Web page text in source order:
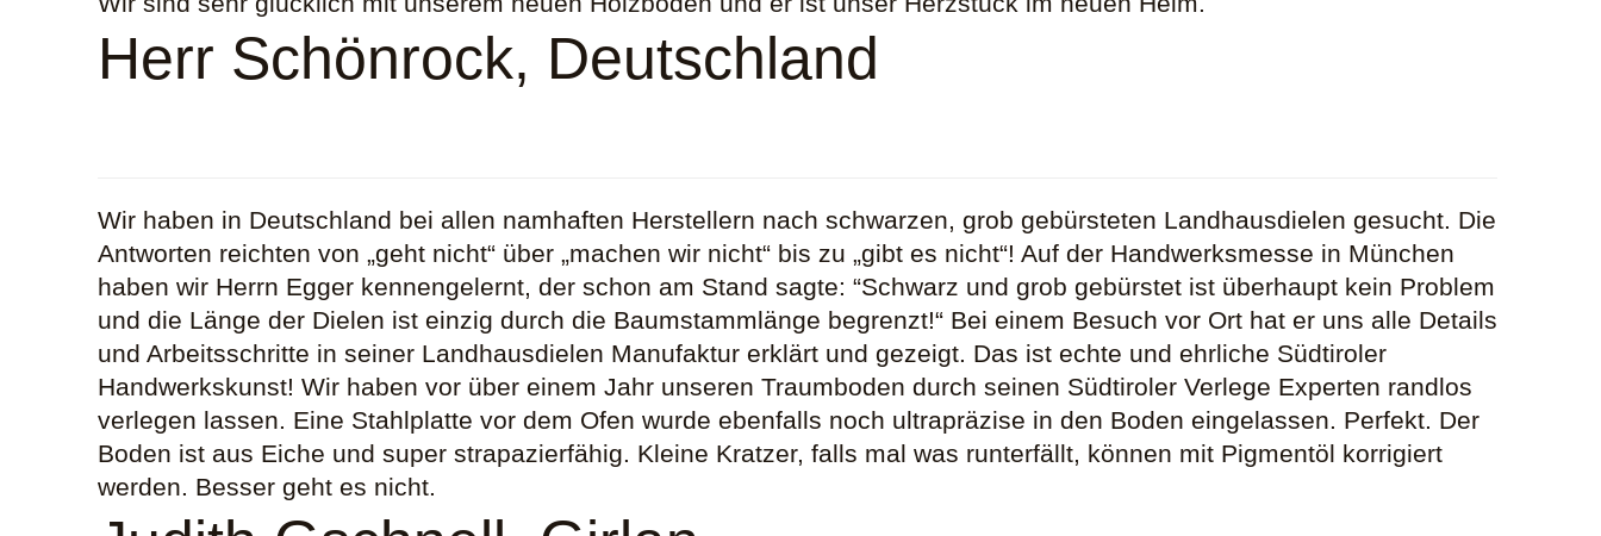
Herr Schönrock, Deutschland
Wir haben in Deutschland bei allen namhaften Herstellern nach schwarzen, grob gebürsteten Landhausdielen gesucht. Die
Antworten reichten von „geht nicht“ über „machen wir nicht“ bis zu „gibt es nicht“! Auf der Handwerksmesse in München
haben wir Herrn Egger kennengelernt, der schon am Stand sagte: “Schwarz und grob gebürstet ist überhaupt kein Problem
und die Länge der Dielen ist einzig durch die Baumstammlänge begrenzt!“ Bei einem Besuch vor Ort hat er uns alle Details
und Arbeitsschritte in seiner Landhausdielen Manufaktur erklärt und gezeigt. Das ist echte und ehrliche Südtiroler
Handwerkskunst! Wir haben vor über einem Jahr unseren Traumboden durch seinen Südtiroler Verlege Experten randlos
verlegen lassen. Eine Stahlplatte vor dem Ofen wurde ebenfalls noch ultrapräzise in den Boden eingelassen. Perfekt. Der
Boden ist aus Eiche und super strapazierfähig. Kleine Kratzer, falls mal was runterfällt, können mit Pigmentöl korrigiert
werden. Besser geht es nicht.